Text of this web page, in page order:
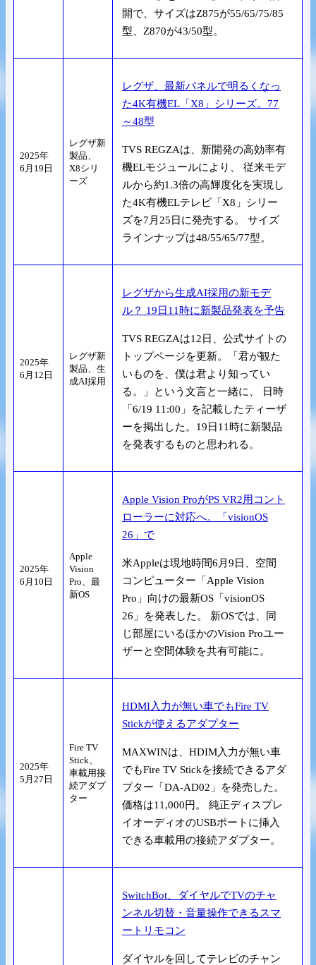
開で、サイズはZ875が55/65/75/85
型、Z870が43/50型。
2025年
6月19日
レグザ新
製品、
X8シリ
ーズ
レグザ、最新パネルで明るくなっ
た4K有機EL「X8」シリーズ。77
～48型
TVS REGZAは、新開発の高効率有
機ELモジュールにより、 従来モデ
ルから約1.3倍の高輝度化を実現し
た4K有機ELテレビ「X8」シリー
ズを7月25日に発売する。 サイズ
ラインナップは48/55/65/77型。
2025年
6月12日
レグザ新
製品、生
成AI採用
レグザから生成AI採用の新モデ
ル？ 19日11時に新製品発表を予告
TVS REGZAは12日、公式サイトの
トップページを更新。「君が観た
いものを、僕は君より知ってい
る。」という文言と一緒に、 日時
「6/19 11:00」を記載したティーザ
ーを掲出した。19日11時に新製品
を発表するものと思われる。
2025年
6月10日
Apple
Vision
Pro、最
新OS
Apple Vision ProがPS VR2用コント
ローラーに対応へ。「visionOS
26」で
米Appleは現地時間6月9日、空間
コンピューター「Apple Vision
Pro」向けの最新OS「visionOS
26」を発表した。 新OSでは、同
じ部屋にいるほかのVision Proユー
ザーと空間体験を共有可能に。
2025年
5月27日
Fire TV
Stick、
車載用接
続アダプ
ター
HDMI入力が無い車でもFire TV
Stickが使えるアダプター
MAXWINは、HDIM入力が無い車
でもFire TV Stickを接続できるアダ
プター「DA-AD02」を発売した。
価格は11,000円。 純正ディスプレ
イオーディオのUSBポートに挿入
できる車載用の接続アダプター。
SwitchBot、ダイヤルでTVのチャ
ンネル切替・音量操作できるスマ
ートリモコン
ダイヤルを回してテレビのチャン